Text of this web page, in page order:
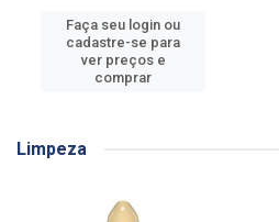
Faça seu login ou
cadastre-se para
ver preços e
comprar
Limpeza